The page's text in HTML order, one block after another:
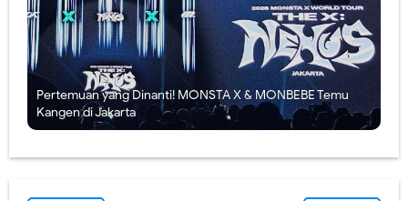
Pertemuan yang Dinanti! MONSTA X & MONBEBE Temu
Kangen di Jakarta